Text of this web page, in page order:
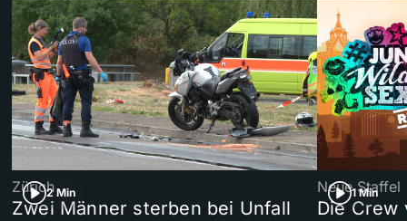
2 Min
Zürich
Zwei Männer sterben bei Unfall
1 Min
Neue Staffel
Die Crew